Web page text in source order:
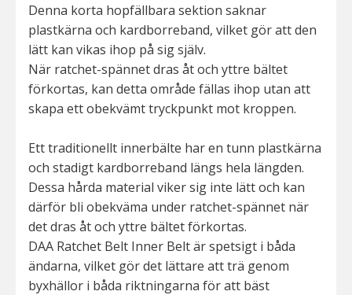
Denna korta hopfällbara sektion saknar
plastkärna och kardborreband, vilket gör att den
lätt kan vikas ihop på sig själv.
När ratchet-spännet dras åt och yttre bältet
förkortas, kan detta område fällas ihop utan att
skapa ett obekvämt tryckpunkt mot kroppen.
Ett traditionellt innerbälte har en tunn plastkärna
och stadigt kardborreband längs hela längden.
Dessa hårda material viker sig inte lätt och kan
därför bli obekväma under ratchet-spännet när
det dras åt och yttre bältet förkortas.
DAA Ratchet Belt Inner Belt är spetsigt i båda
ändarna, vilket gör det lättare att trä genom
byxhällor i båda riktningarna för att bäst